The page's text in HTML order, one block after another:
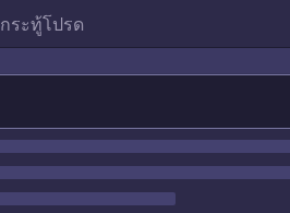
กระทู้โปรด